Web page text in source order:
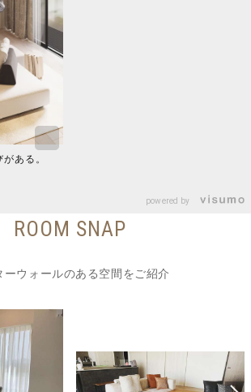
ある。
powered by
ROOM SNAP
ーウォールのある空間をご紹介